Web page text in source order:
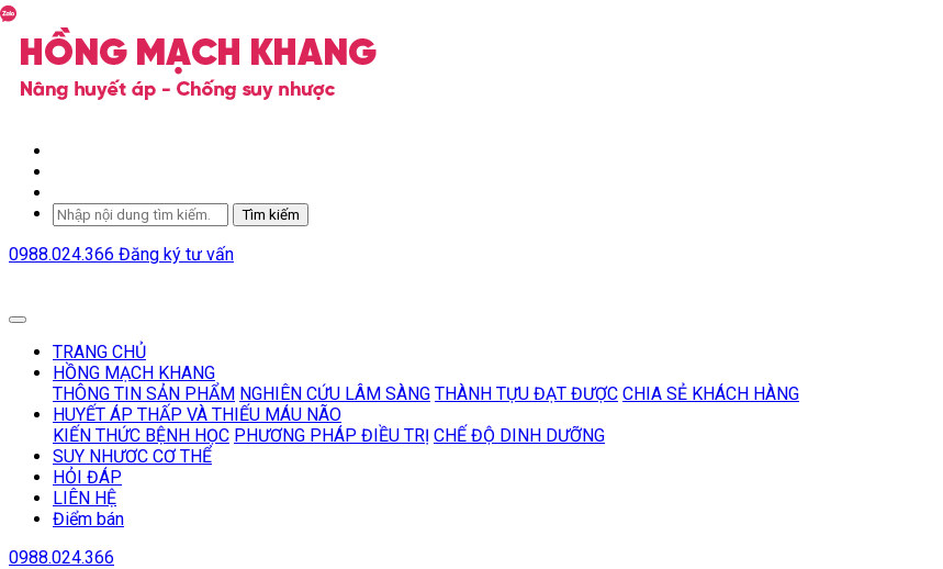
Tìm kiếm
0988.024.366 Đăng ký tư vấn
TRANG CHỦ
HỒNG MẠCH KHANG
THÔNG TIN SẢN PHẨM NGHIÊN CỨU LÂM SÀNG THÀNH TỰU ĐẠT ĐƯỢC CHIA SẺ KHÁCH HÀNG
HUYẾT ÁP THẤP VÀ THIẾU MÁU NÃO
KIẾN THỨC BỆNH HỌC PHƯƠNG PHÁP ĐIỀU TRỊ CHẾ ĐỘ DINH DƯỠNG
SUY NHƯƠC CƠ THỂ
HỎI ĐÁP
LIÊN HỆ
Điểm bán
0988.024.366